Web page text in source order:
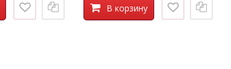
В корзину